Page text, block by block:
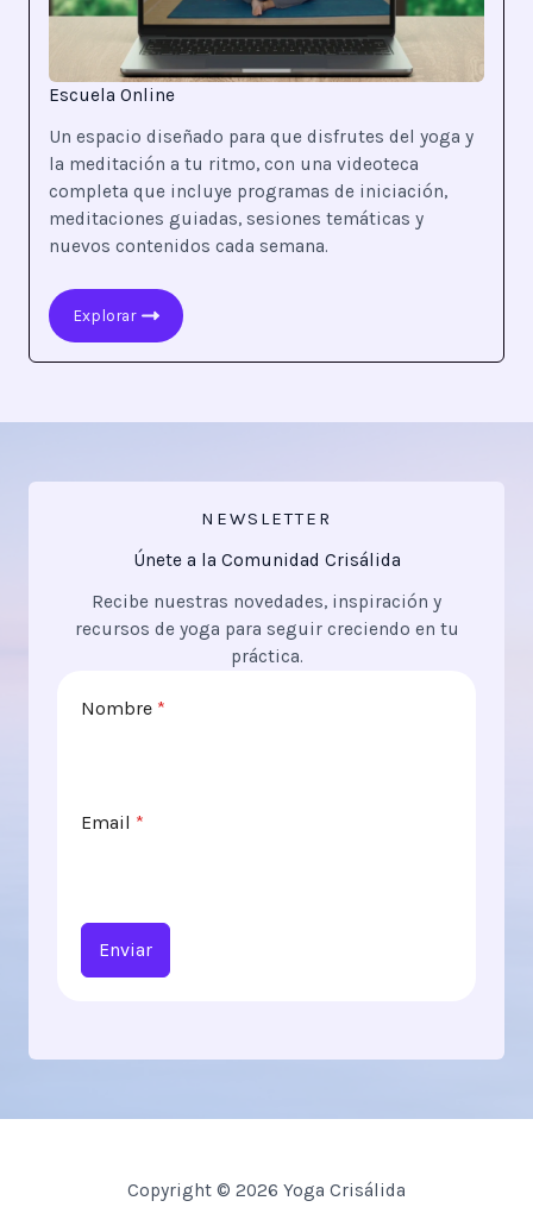
Escuela Online
Un espacio diseñado para que disfrutes del yoga y
la meditación a tu ritmo, con una videoteca
completa que incluye programas de iniciación,
meditaciones guiadas, sesiones temáticas y
nuevos contenidos cada semana.
Explorar
NEWSLETTER
Únete a la Comunidad Crisálida
Recibe nuestras novedades, inspiración y
recursos de yoga para seguir creciendo en tu
práctica.
Nombre *
Email *
Enviar
Copyright © 2026 Yoga Crisálida